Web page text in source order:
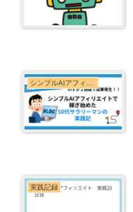
シンプルAIアフィリエイト
実践記録